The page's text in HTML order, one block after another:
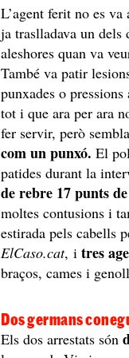
L’agent ferit no es
ja traslladava un
aleshores quan va
També va patir
punxades o
tot i que ara per ara
fer servir, però
com un punxó. El
patides durant la
de rebre 17 punts
moltes contusions i
estirada pels cabells
ElCaso.cat, itres
braços, cames i
Dos germans
Els dos arrestats són